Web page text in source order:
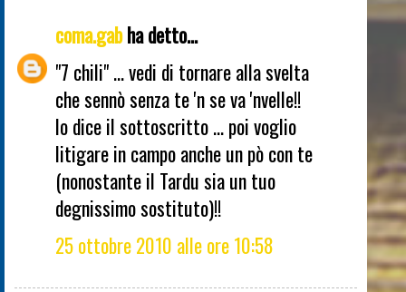
coma.gabha detto...
"7 chili" ... vedi di tornare alla svelta
che sennò senza te 'n se va 'nvelle!!
lo dice il sottoscritto ... poi voglio
litigare in campo anche un pò con te
(nonostante il Tardu sia un tuo
degnissimo sostituto)!!
25 ottobre 2010 alle ore 10:58